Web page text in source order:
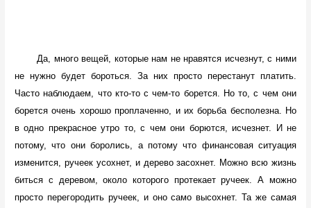
Да, много вещей, которые нам не нравятся исчезнут, с ними
не нужно будет бороться. За них просто перестанут платить.
Часто наблюдаем, что кто-то с чем-то борется. Но то, с чем они
борется очень хорошо проплаченно, и их борьба бесполезна. Но
в одно прекрасное утро то, с чем они борются, исчезнет. И не
потому, что они боролись, а потому что финансовая ситуация
изменится, ручеек усохнет, и дерево засохнет. Можно всю жизнь
биться с деревом, около которого протекает ручеек. А можно
просто перегородить ручеек, и оно само высохнет. Та же самая